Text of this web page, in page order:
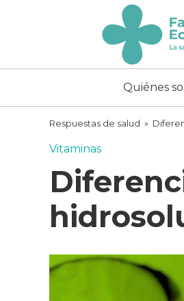
ecoceutics
Quiénes
Respuestas de salud »
Vitaminas